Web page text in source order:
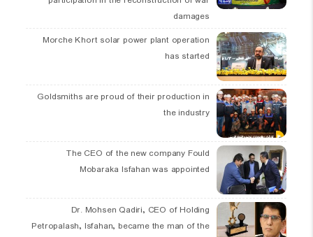
damages
Morche Khort solar power plant operation
has started
Goldsmiths are proud of their production in
the industry
The CEO of the new company Fould
Mobaraka Isfahan was appointed
Dr. Mohsen Qadiri, CEO of Holding
Petropalash, Isfahan, became the man of the